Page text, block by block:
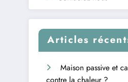
Articles
Maison passive et
contre la chaleur ?